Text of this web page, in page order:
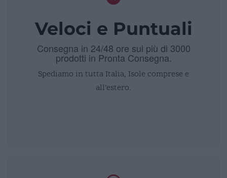
Veloci e Puntuali
Consegna in 24/48 ore sui più di 3000
prodotti in Pronta Consegna.
Spediamo in tutta Italia, Isole comprese e
all’estero.